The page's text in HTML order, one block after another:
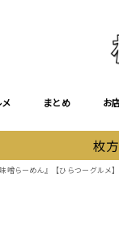
まとめ お
枚
噌らーめん』【ひらつーグルメ】